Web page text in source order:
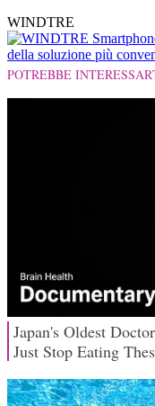
WINDTRE
della soluzione più